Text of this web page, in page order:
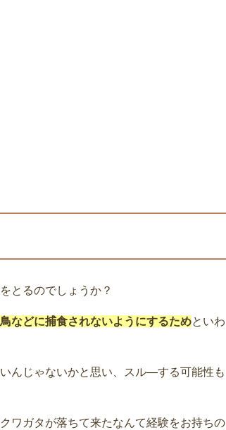
とるのでしょうか？
などに捕食されないようにするためといわ
んじゃないかと思い、スル―する可能性も
ワガタが落ちて来たなんて経験をお持ちの